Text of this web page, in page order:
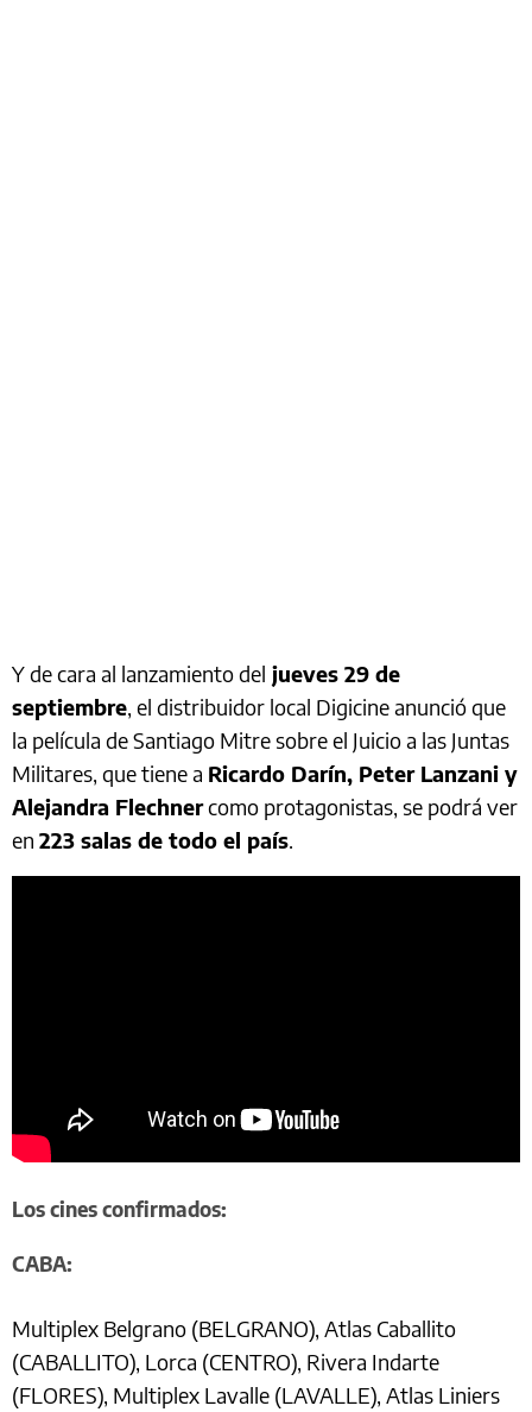
Y de cara al lanzamiento del jueves 29 de
septiembre, el distribuidor local Digicine anunció que
la película de Santiago Mitre sobre el Juicio a las Juntas
Militares, que tiene a Ricardo Darín, Peter Lanzani y
Alejandra Flechnercomo protagonistas, se podrá ver
en 223 salas de todo el país.
Los cines confirmados:
CABA:
Multiplex Belgrano (BELGRANO), Atlas Caballito
(CABALLITO), Lorca (CENTRO), Rivera Indarte
(FLORES), Multiplex Lavalle (LAVALLE), Atlas Liniers